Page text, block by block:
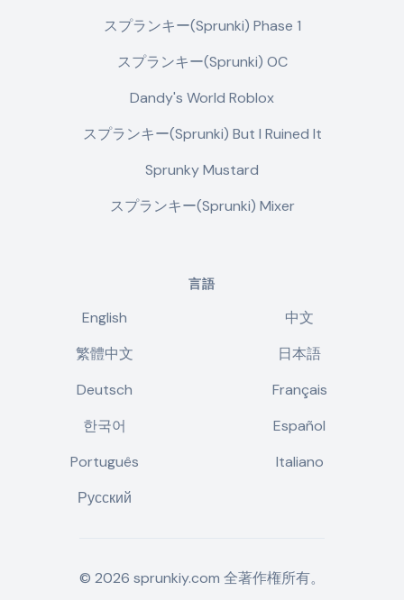
スプランキー(Sprunki) Phase 1
スプランキー(Sprunki) OC
Dandy's World Roblox
スプランキー(Sprunki) But I Ruined It
Sprunky Mustard
スプランキー(Sprunki) Mixer
言語
English
中文
繁體中文
日本語
Deutsch
Français
한국어
Español
Português
Italiano
Русский
© 2026 sprunkiy.com 全著作権所有。